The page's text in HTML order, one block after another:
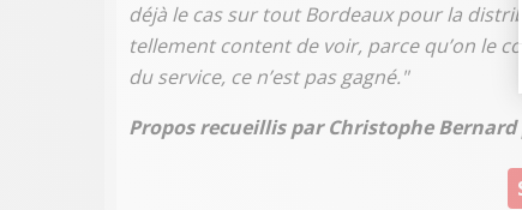
déjà le cas sur tout Bordeaux pour la
tellement content de voir, parce qu’on le
du service, ce n’est pas gagné."
Propos recueillis par Christophe Bernard